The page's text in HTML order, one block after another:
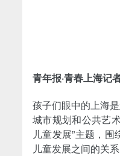
青年报·青春上海记
孩子们眼中的上海
城市规划和公共艺
儿童发展”主题，
儿童发展之间的关系